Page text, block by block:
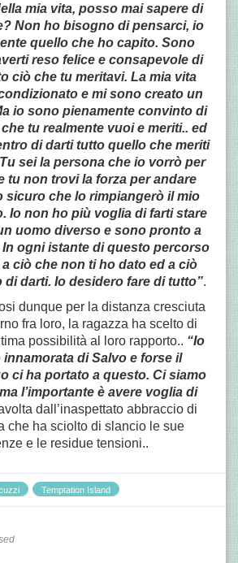
mia vita, posso mai sapere di
Non ho bisogno di pensarci, io
quello che ho capito. Sono
reso felice e consapevole di
ciò che tu meritavi. La mia vita
e mi sono creato un
io sono pienamente convinto di
tu realmente vuoi e meriti.. ed
di darti tutto quello che meriti
sei la persona che io vorrò per
tu non trovi la forza per andare
sicuro che lo rimpiangerò il mio
Io non ho più voglia di farti stare
uomo diverso e sono pronto a
ogni istante di questo percorso
ciò che non ti ho dato ed a ciò
darti. Io desidero fare di tutto”.
dunque per la distanza cresciuta
fra loro, la ragazza ha scelto di
possibilità al loro rapporto.. “Io
di Salvo e forse il
ci ha portato a questo. Ci siamo
l’importante è avere voglia di
dall’inaspettato abbraccio di
che ha sciolto di slancio le sue
e le residue tensioni..
Temptation Island